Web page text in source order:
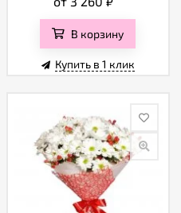
В корзину
Купить в 1 клик